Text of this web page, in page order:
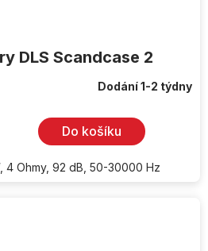
DLS Scandcase 2
Dodání 1-2 týdny
Do košíku
4 Ohmy, 92 dB, 50-30000 Hz